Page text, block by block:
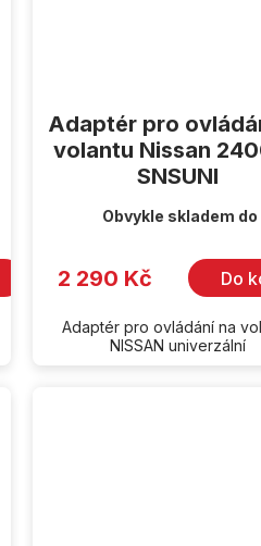
Adaptér pro
volantu Nissan
SNSUNI
Obvykle skladem
2 290 Kč Do
Adaptér pro ovládání na
NISSAN univerzální